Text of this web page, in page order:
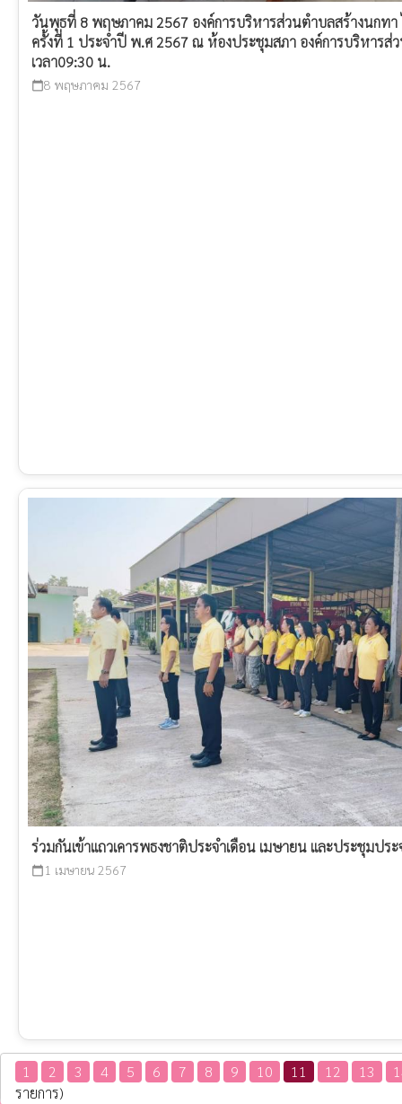
วันพุธที่ 8 พฤษภาคม 2567 องค์การบริหารส่วนตำบลสร้างนกท
ครั้งที่ 1 ประจำปี พ.ศ 2567 ณ ห้องประชุมสภา องค์การบริหารส่
เวลา09:30 น.
calendar_today8 พฤษภาคม 2567
ร่วมกันเข้าแถวเคารพธงชาติประจำเดือน เมษายน และประชุมประ
calendar_today 1 เมษายน 2567
1 2 3 4 5 6 7 8 9 10 11 12 13
รายการ)